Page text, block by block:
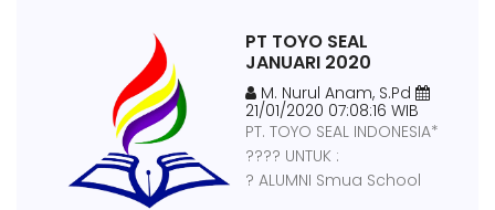
PT TOYO SEAL
JANUARI 2020
M. Nurul Anam, S.Pd
21/01/2020 07:08:16 WIB
PT. TOYO SEAL INDONESIA*
???? UNTUK :
? ALUMNI Smua School